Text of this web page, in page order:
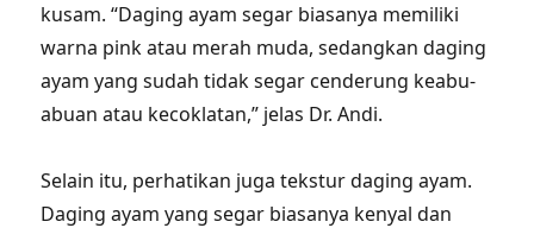
kusam. “Daging ayam segar biasanya memiliki
warna pink atau merah muda, sedangkan daging
ayam yang sudah tidak segar cenderung keabu-
abuan atau kecoklatan,” jelas Dr. Andi.
Selain itu, perhatikan juga tekstur daging ayam.
Daging ayam yang segar biasanya kenyal dan